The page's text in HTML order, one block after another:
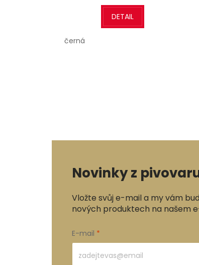
černá
DETAIL
Novinky z
Vložte svůj e-mail a my vám
nových produktech na našem
E-mail